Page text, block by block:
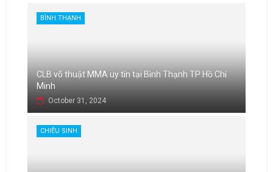
BÌNH THẠNH
CLB võ thuật MMA uy tín tại Bình Thạnh TP Hồ Chí
Minh
October 31, 2024
CHIÊU SINH